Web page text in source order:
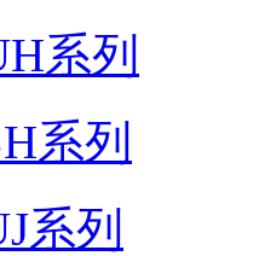
系列
系列
系列